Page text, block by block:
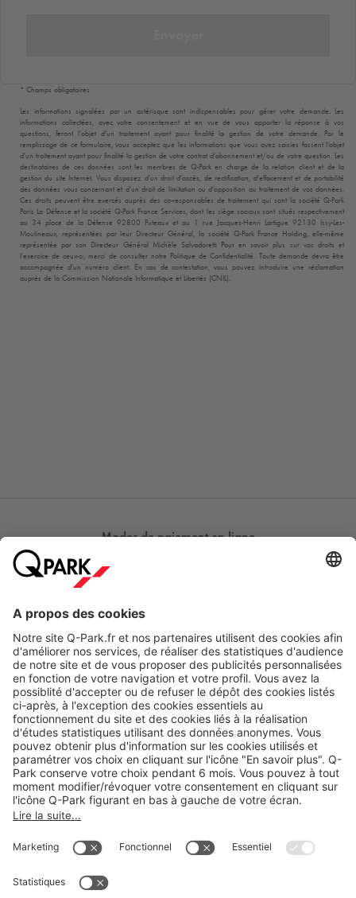
* Champs obligatoires
Les informations signalées par un astérisque sont indispensables pour gérer votre demande. Les
informations collectées, avec votre consentement et en vue de vous apporter la réponse à vos
questions, feront l’objet d’un traitement ayant pour finalité la gestion de votre demande. Par le
remplissage de ce formulaire, vous acceptez que les informations que vous avez saisies fassent l’objet
d’un traitement ayant pour finalité la gestion de votre contrat d’abonnement et/ou de votre question. Les
destinataires de ces données sont les membres de Q-Parken charge de la relation client et de la
gestion du site Internet. Vous disposez d’un droit d’accès, de rectification, d’effacement et de portabilité
des données vous concernant et d’un droit de limitation ou d’opposition au traitement de vos données.
Ces droits peuvent être exercés auprès des co-responsables de traitement qui sont la société Q-Park
Paris La Défense et la société Q-ParkFrance Services, dont les siège sociaux sont situés respectivement
au 34 place de la Défense 92800 Puteaux et au 1 rue Jacques-Henri Lartigue 92130 Issy-Les-
Moulineaux, représentées par leur Directeur Général, la société Q-ParkFrance Holding, elle-même
représentée par son Directeur Général Michèle Salvadoretti Pour en savoir plus sur vos droits et
l’exercice de ceux-ci, merci de consulter notre Politique de Confidentialité. Toute demande devra être
accompagnée d’un numéro client. En cas de contestation, vous pouvez introduire une réclamation
auprès de la Commission Nationale Informatique et Libertés (CNIL).
Modes de paiement en ligne
A propos
Nos produits
Nos services